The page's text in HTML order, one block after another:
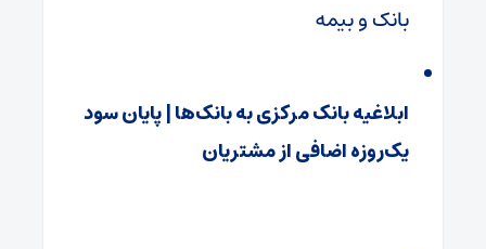
بانک و بیمه
ابلاغیه بانک مرکزی به بانک‌ها | پایان سود
یک‌روزه اضافی از مشتریان